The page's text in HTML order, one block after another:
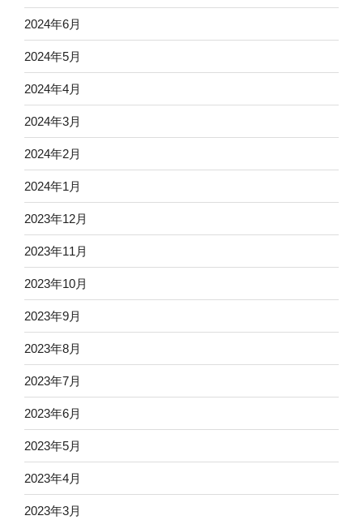
2024年6月
2024年5月
2024年4月
2024年3月
2024年2月
2024年1月
2023年12月
2023年11月
2023年10月
2023年9月
2023年8月
2023年7月
2023年6月
2023年5月
2023年4月
2023年3月